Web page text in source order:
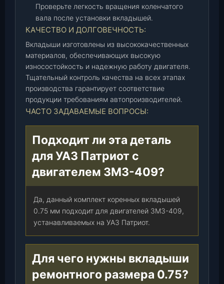
Проверьте легкость вращения коленчатого
вала после установки вкладышей.
КАЧЕСТВО И ДОЛГОВЕЧНОСТЬ:
Вкладыши изготовлены из высококачественных
материалов, обеспечивающих высокую
износостойкость и надежную работу двигателя.
Тщательный контроль качества на всех этапах
производства гарантирует соответствие
продукции требованиям автопроизводителей.
ЧАСТО ЗАДАВАЕМЫЕ ВОПРОСЫ:
Подходит ли эта деталь
для УАЗ Патриот с
двигателем ЗМЗ-409?
Да, данный комплект коренных вкладышей
0.75 мм подходит для двигателей ЗМЗ-409,
устанавливаемых на УАЗ Патриот.
Для чего нужны вкладыши
ремонтного размера 0.75?